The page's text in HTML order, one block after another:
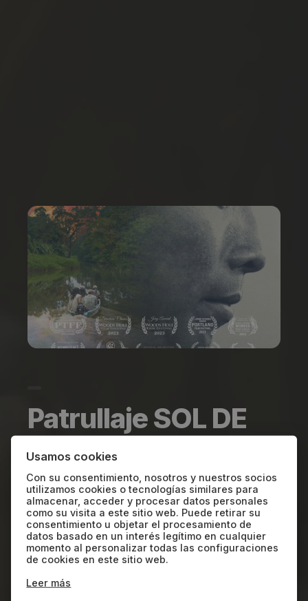
Patrullaje SOL DE
ORO MEJOR
DOCUMENTAL
NIC 2023 80'
Usamos cookies
Con su consentimiento, nosotros y nuestros socios
utilizamos cookies o tecnologías similares para
almacenar, acceder y procesar datos personales
como su visita a este sitio web. Puede retirar su
consentimiento u objetar el procesamiento de
datos basado en un interés legítimo en cualquier
momento al personalizar todas las configuraciones
de cookies en este sitio web.
Leer más